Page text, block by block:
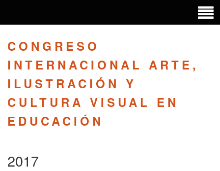
CONGRESO
INTERNACIONAL ARTE,
ILUSTRACIÓN Y
CULTURA VISUAL EN
EDUCACIÓN
2017